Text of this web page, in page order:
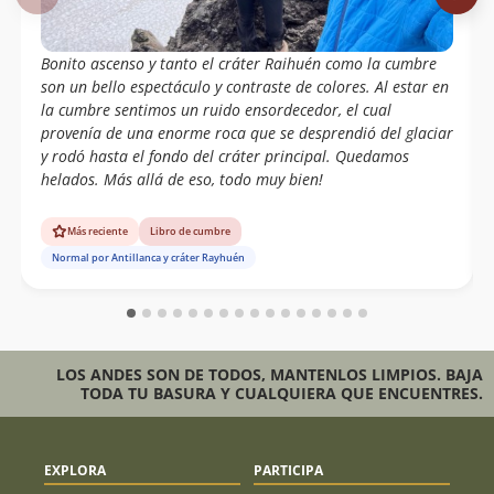
10/04/16
Hugo Olave
Alejandro Aravena~ Karin Hidalgo
Daniela Soto Montenegro
10/04/16
Alejandro Aravena~ Karin Hidalgo
12/03/16 Marcelo Vesperinas
05/03/16 Victor Astete Becker
17/01/16 Marco A. Melian
03/01/16 Manuel Montero
30/12/15
Camila Martin
Bonito ascenso y tanto el cráter Raihuén como la cumbre
son un bello espectáculo y contraste de colores. Al estar en
la cumbre sentimos un ruido ensordecedor, el cual
provenía de una enorme roca que se desprendió del glaciar
y rodó hasta el fondo del cráter principal. Quedamos
helados. Más allá de eso, todo muy bien!
Más reciente
Libro de cumbre
Normal por Antillanca y cráter Rayhuén
LOS ANDES SON DE TODOS, MANTENLOS LIMPIOS. BAJA
TODA TU BASURA Y CUALQUIERA QUE ENCUENTRES.
EXPLORA PARTICIPA